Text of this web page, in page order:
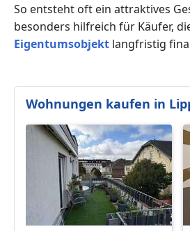
So entsteht oft ein attraktives
besonders hilfreich für Käufer,
Eigentumsobjekt langfristig
Wohnungen kaufen in